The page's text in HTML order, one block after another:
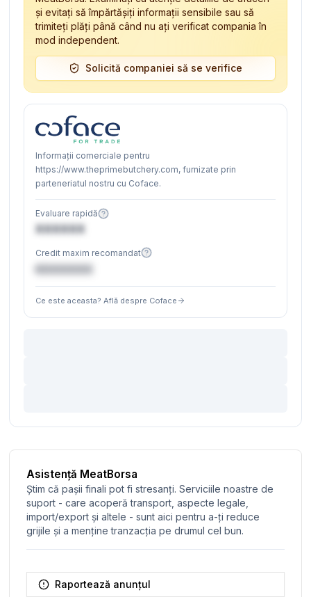
și evitați să împărtășiți informații sensibile sau să
trimiteți plăți până când nu ați verificat compania în
mod independent.
Solicită companiei să se verifice
Informații comerciale pentru
https://www.theprimebutchery.com, furnizate prin
parteneriatul nostru cu Coface.
Evaluare rapidă
XXXXXX
Credit maxim recomandat
Ce este aceasta? Află despre Coface
Asistență MeatBorsa
Știm că pașii finali pot fi stresanți. Serviciile noastre de
suport - care acoperă transport, aspecte legale,
import/export și altele - sunt aici pentru a-ți reduce
grijile și a menține tranzacția pe drumul cel bun.
Raportează anunțul